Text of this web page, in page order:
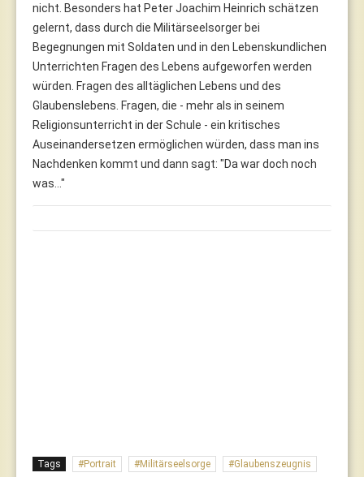
nicht. Besonders hat Peter Joachim Heinrich schätzen
gelernt, dass durch die Militärseelsorger bei
Begegnungen mit Soldaten und in den Lebenskundlichen
Unterrichten Fragen des Lebens aufgeworfen werden
würden. Fragen des alltäglichen Lebens und des
Glaubenslebens. Fragen, die - mehr als in seinem
Religionsunterricht in der Schule - ein kritisches
Auseinandersetzen ermöglichen würden, dass man ins
Nachdenken kommt und dann sagt: "Da war doch noch
was…"
Tags Portrait Militärseelsorge Glaubenszeugnis